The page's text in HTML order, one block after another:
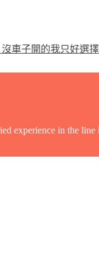
車子開的我只好選
experience in the line